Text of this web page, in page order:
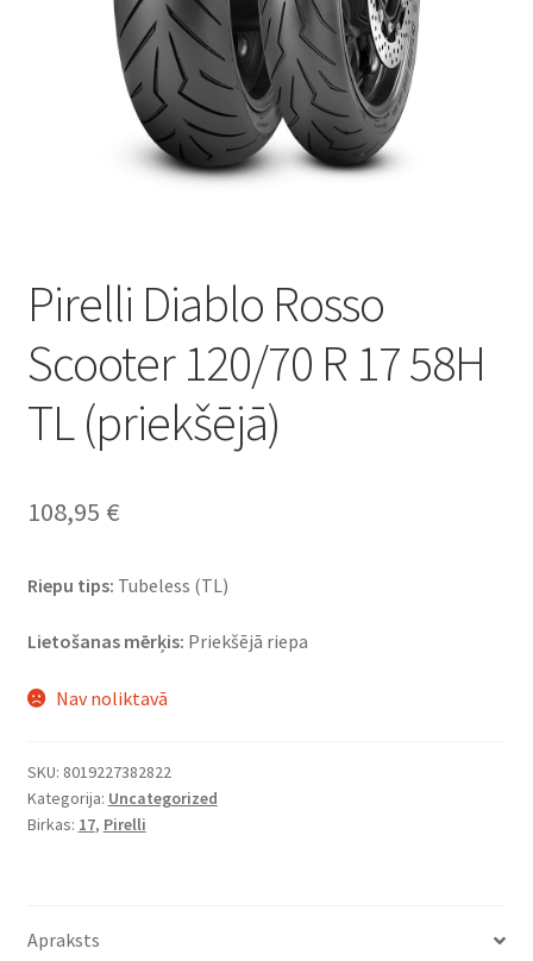
Pirelli Diablo Rosso
Scooter 120/70 R 17 58H
TL (priekšējā)
108,95 €
Riepu tips: Tubeless (TL)
Lietošanas mērķis: Priekšējā riepa
Nav noliktavā
SKU: 8019227382822
Kategorija: Uncategorized
Birkas: 17, Pirelli
Apraksts